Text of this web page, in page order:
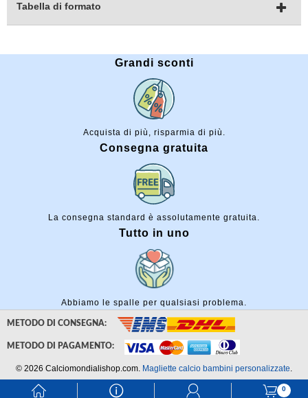
Tabella di formato
Grandi sconti
Acquista di più, risparmia di più.
Consegna gratuita
La consegna standard è assolutamente gratuita.
Tutto in uno
Abbiamo le spalle per qualsiasi problema.
󰃱 󰈢 󰃳 0
󰃦
METODO DI CONSEGNA:
METODO DI PAGAMENTO:
© 2026 Calciomondialishop.com. Magliette calcio bambini personalizzate.